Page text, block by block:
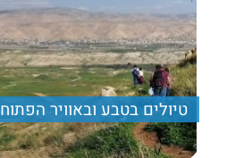
טיולים בטבע ובאוויר הפתוח